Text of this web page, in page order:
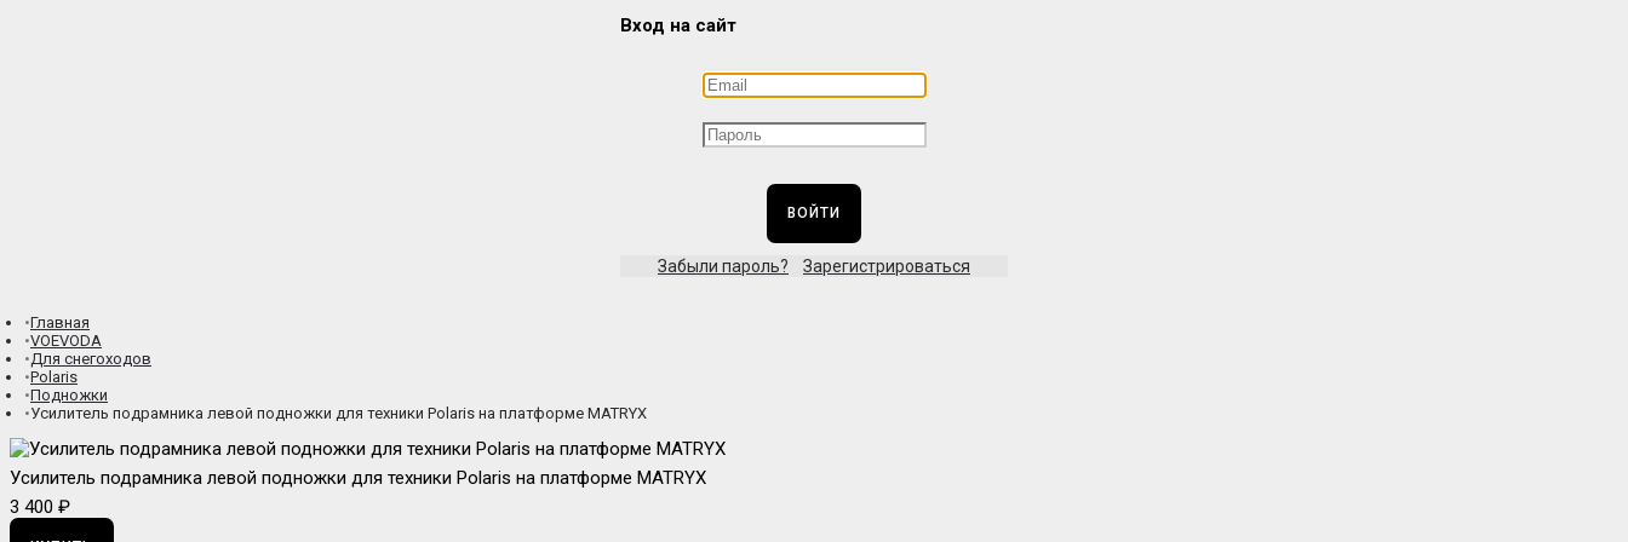
Вход на сайт
ВОЙТИ
Забыли пароль? Зарегистрироваться
Главная
VOEVODA
Для снегоходов
Polaris
Подножки
Усилитель подрамника левой подножки для техники Polaris на платформе MATRYX
Усилитель подрамника левой подножки для техники Polaris на платформе MATRYX
3 400 ₽